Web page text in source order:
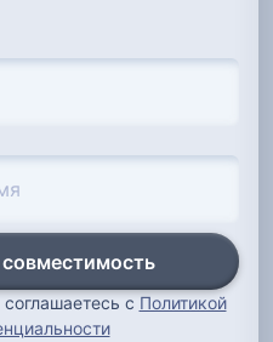
совместимость
с Политикой